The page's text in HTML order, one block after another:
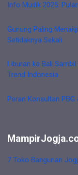
Info Mudik 2025:
Gunung Paling
Setidaknya Sekali
Liburan ke Bali
Trend Indonesia
Peran Konsultan
7 Toko Bangunan